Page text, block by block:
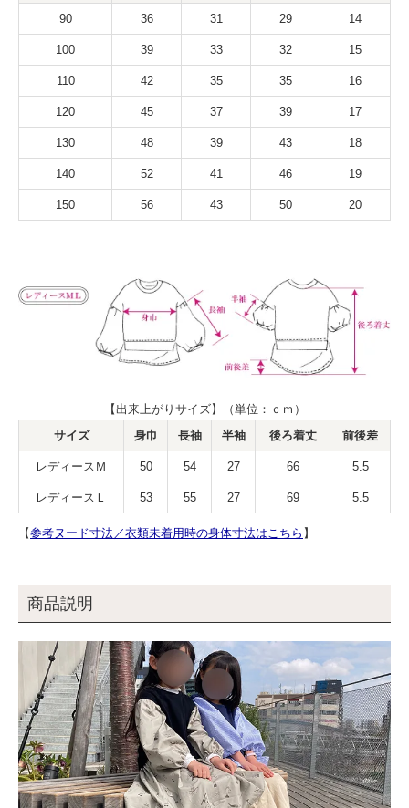
90 36 31 29 14
100 39 33 32 15
110 42 35 35 16
120 45 37 39 17
130 48 39 43 18
140 52 41 46 19
150 56 43 50 20
【出来上がりサイズ】（単位：ｃｍ）
サイズ
身巾 長袖 半袖 後ろ着丈 前後差
レディースＭ 50 54 27 66 5.5
レディースＬ 53 55 27 69 5.5
【参考ヌード寸法／衣類未着用時の身体寸法はこちら 】
商品説明